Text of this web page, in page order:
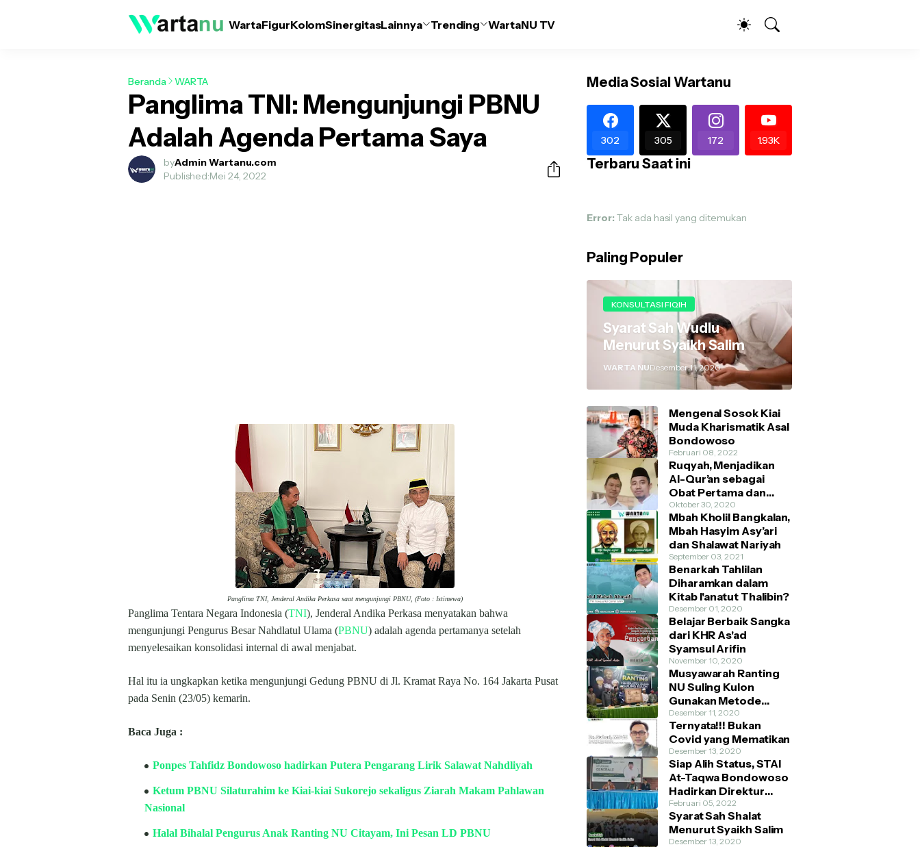
WartaFigurKolomSinergitasLainnya Trending WartaNU TV
Beranda WARTA
Panglima TNI: Mengunjungi PBNU
Adalah Agenda Pertama Saya
byAdmin Wartanu.com
Published:Mei 24, 2022
Panglima TNI, Jenderal Andika Perkasa saat mengunjungi PBNU, (Foto : Istimewa)
Panglima Tentara Negara Indonesia (TNI), Jenderal Andika Perkasa menyatakan bahwa
mengunjungi Pengurus Besar Nahdlatul Ulama (PBNU) adalah agenda pertamanya setelah
menyelesaikan konsolidasi internal di awal menjabat.
Hal itu ia ungkapkan ketika mengunjungi Gedung PBNU di Jl. Kramat Raya No. 164 Jakarta Pusat
pada Senin (23/05) kemarin.
Baca Juga :
Ponpes Tahfidz Bondowoso hadirkan Putera Pengarang Lirik Salawat Nahdliyah
Ketum PBNU Silaturahim ke Kiai-kiai Sukorejo sekaligus Ziarah Makam Pahlawan
Nasional
Halal Bihalal Pengurus Anak Ranting NU Citayam, Ini Pesan LD PBNU
Media Sosial Wartanu
302 305 172 1.93K
Terbaru Saat ini
Error: Tak ada hasil yang ditemukan
Paling Populer
KONSULTASI FIQIH
Syarat Sah Wudlu
Menurut Syaikh Salim
WARTA NUDesember 11, 2020
Mengenal Sosok Kiai
Muda Kharismatik Asal
Bondowoso
Februari 08, 2022
Ruqyah, Menjadikan
Al-Qur’an sebagai
Obat Pertama dan
Utama
Oktober 30, 2020
Mbah Kholil Bangkalan,
Mbah Hasyim Asy’ari
dan Shalawat Nariyah
September 03, 2021
Benarkah Tahlilan
Diharamkan dalam
Kitab I'anatut Thalibin?
Desember 01, 2020
Belajar Berbaik Sangka
dari KHR As'ad
Syamsul Arifin
November 10, 2020
Musyawarah Ranting
NU Suling Kulon
Gunakan Metode
AHWA dan Demokratis
Desember 11, 2020
Ternyata!!! Bukan
Covid yang Mematikan
Desember 13, 2020
Siap Alih Status, STAI
At-Taqwa Bondowoso
Hadirkan Direktur
Pendidikan Tinggi
Kemenag RI
Februari 05, 2022
Syarat Sah Shalat
Menurut Syaikh Salim
Desember 13, 2020